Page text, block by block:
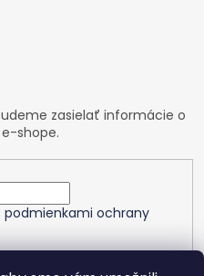
zasielať informácie o
shope.
podmienkami ochrany